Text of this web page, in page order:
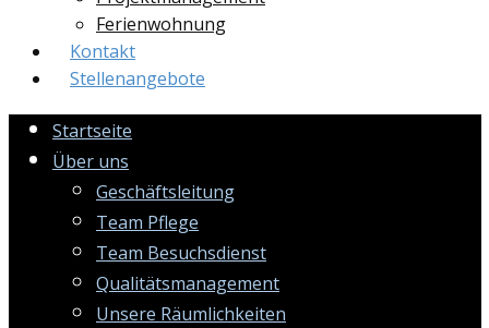
Ferienwohnung
Kontakt
Stellenangebote
Startseite
Über uns
Geschäftsleitung
Team Pflege
Team Besuchsdienst
Qualitätsmanagement
Unsere Räumlichkeiten